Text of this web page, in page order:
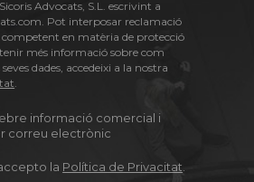
Advocats, S.L. escrivint a
Pot interposar reclamació
en matèria de protecció
més informació sobre com
dades, accedeixi a la nostra
informació comercial i
correu electrònic
la Política de Privacitat